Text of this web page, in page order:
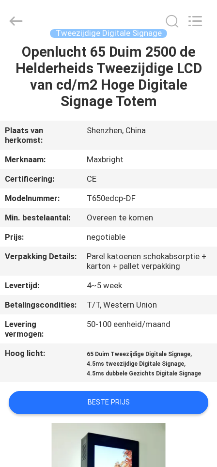
HUIS
PRODUCTEN
ONS
FABRIEKSREIS
KWALITEITSCONTROLE
CONTACTEER
ONS
VERZOEK
OM
EEN
CITAAT
PRIVACY
(Shenzhen)
Tweezijdige Digitale Signage
Openlucht 65 Duim 2500 de
Helderheids Tweezijdige LCD
van cd/m2 Hoge Digitale
Signage Totem
Plaats van
herkomst:
Shenzhen, China
Merknaam:
Maxbright
Certificering:
CE
Modelnummer:
T650edcp-DF
Min. bestelaantal:
Overeen te komen
Prijs:
negotiable
Verpakking Details:
Parel katoenen schokabsorptie +
karton + pallet verpakking
Levertijd:
4~5 week
Betalingscondities:
T/T, Western Union
Levering
vermogen:
50-100 eenheid/maand
Hoog licht: 65 Duim Tweezijdige Digitale Signage,
4.5ms tweezijdige Digitale Signage,
4.5ms dubbele Gezichts Digitale Signage
BESTE PRIJS